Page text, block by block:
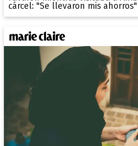
cárcel: "Se llevaron mis ahorros"